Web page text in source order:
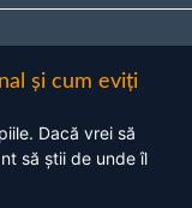
și cum eviți
Dacă vrei să
să știi de unde îl